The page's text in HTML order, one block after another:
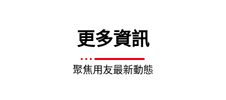
更多資訊
聚焦用友最新動態